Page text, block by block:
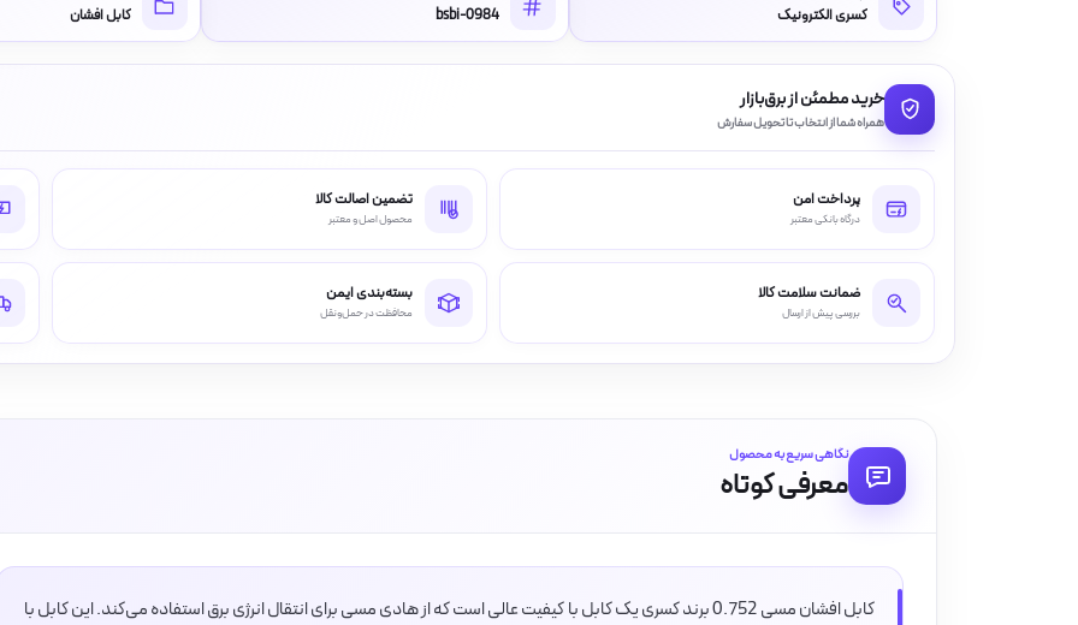
نگاهی سریع به محصول
معرفی کوتاه
کابل افشان مسی 0.752 برند کسری یک کابل با کیفیت عالی است که از هادی مسی برای انتقال انرژی برق استفاده می‌کند. این کابل با
کسری الکترونیک bsbi-0984 کابل افشان
خرید مطمئن از برق‌بازار
همراه شما از انتخاب تا تحویل سفارش
پرداخت امن
درگاه بانکی معتبر
تضمین اصالت کالا
محصول اصل و معتبر
ضمانت سلامت کالا
بررسی پیش از ارسال
بسته‌بندی ایمن
محافظت در حمل‌ونقل